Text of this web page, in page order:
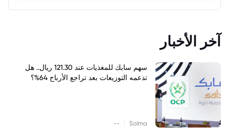
آخر الأخبار
سهم سابك للمغذيات عند 121.30 ريال.. هل
تدعمه التوزيعات بعد تراجع الأرباح 64%؟
Salma
--